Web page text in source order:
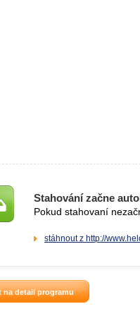
Stahování začne
Pokud stahovaní
stáhnout z http://
na detail programu